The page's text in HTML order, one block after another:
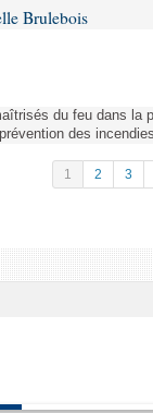
Brulebois
du feu dans la
des
1 2 3